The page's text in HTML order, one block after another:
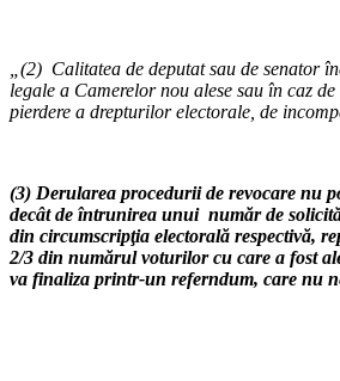
„(2) Calitatea de deputat sau de senator
legale a Camerelor nou alese sau în caz de
pierdere a drepturilor electorale, de
(3) Derularea procedurii de revocare nu
decât de întrunirea unui număr de
din circumscripţia electorală respectivă,
2/3 din numărul voturilor cu care a fost
va finaliza printr-un referndum, care nu